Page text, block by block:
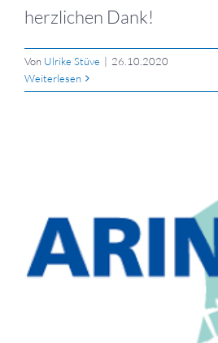
herzlichen Dank!
Von Ulrike Stüve | 26.10.2020
Weiterlesen